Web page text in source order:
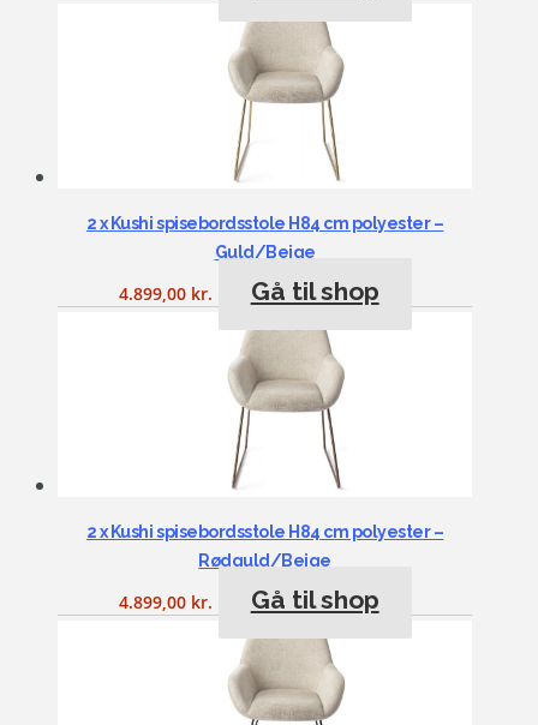
2 x Kushi spisebordsstole H84 cm polyester –
Guld/Beige
4.899,00 kr. Gå til shop
2 x Kushi spisebordsstole H84 cm polyester –
Rødguld/Beige
4.899,00 kr. Gå til shop